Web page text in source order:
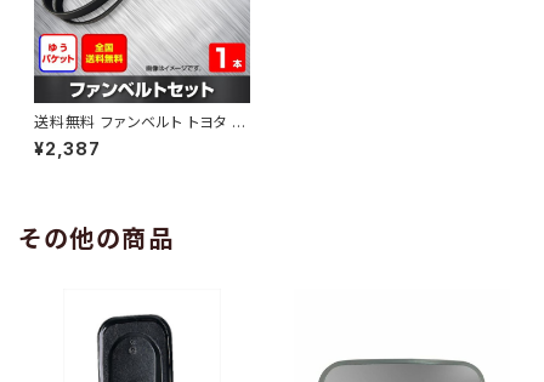
送料無料 ファンベルト トヨタ ア
レックス 型式NZE121 H13.01
～H15.05 （国内トップメーカ
¥2,387
その他の商品